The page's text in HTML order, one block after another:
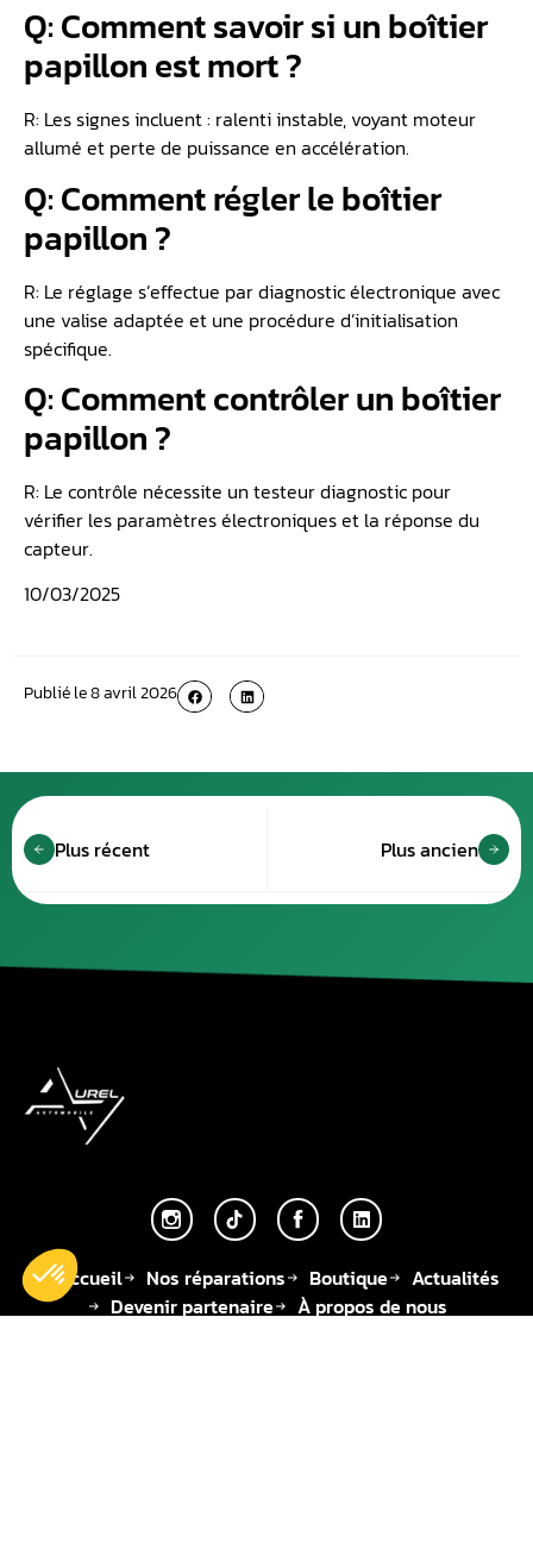
Q: Comment savoir si un boîtier
papillon est mort ?
R: Les signes incluent : ralenti instable, voyant moteur
allumé et perte de puissance en accélération.
Q: Comment régler le boîtier
papillon ?
R: Le réglage s’effectue par diagnostic électronique avec
une valise adaptée et une procédure d’initialisation
spécifique.
Q: Comment contrôler un boîtier
papillon ?
R: Le contrôle nécessite un testeur diagnostic pour
vérifier les paramètres électroniques et la réponse du
capteur.
10/03/2025
Publié le8 avril 2026
Plus récent Plus ancien
Accueil Nos réparations Boutique
Actualités
Devenir partenaire
À propos de nous